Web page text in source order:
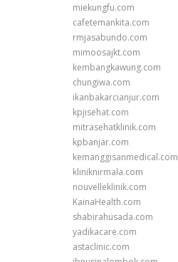
miekungfu.com
cafetemankita.com
rmjasabundo.com
mimoosajkt.com
kembangkawung.com
chungiwa.com
ikanbakarcianjur.com
kpjisehat.com
mitrasehatklinik.com
kpbanjar.com
kemanggisanmedical.com
kliniknirmala.com
nouvelleklinik.com
KainaHealth.com
shabirahusada.com
yadikacare.com
astaclinic.com